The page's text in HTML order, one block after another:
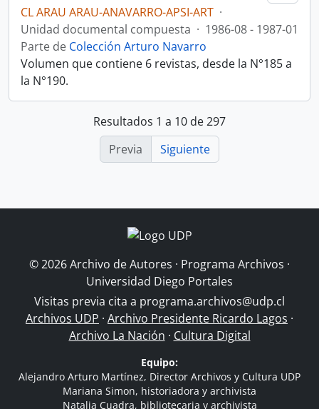
CL ARAU ARAU-ANAVARRO-APSI-ART ·
Unidad documental compuesta · 1986-08 - 1987-01
Parte de Colección Arturo Navarro
Volumen que contiene 6 revistas, desde la N°185 a
la N°190.
Resultados 1 a 10 de 297
Previa
Siguiente
© 2026 Archivo de Autores · Programa Archivos ·
Universidad Diego Portales
Visitas previa cita a programa.archivos@udp.cl
Archivos UDP · Archivo Presidente Ricardo Lagos ·
Archivo La Nación · Cultura Digital
Equipo:
Alejandro Arturo Martínez, Director Archivos y Cultura UDP
Mariana Simon, historiadora y archivista
Natalia Cuadra, bibliotecaria y archivista